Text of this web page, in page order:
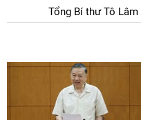
Tổng Bí thư Tô Lâm